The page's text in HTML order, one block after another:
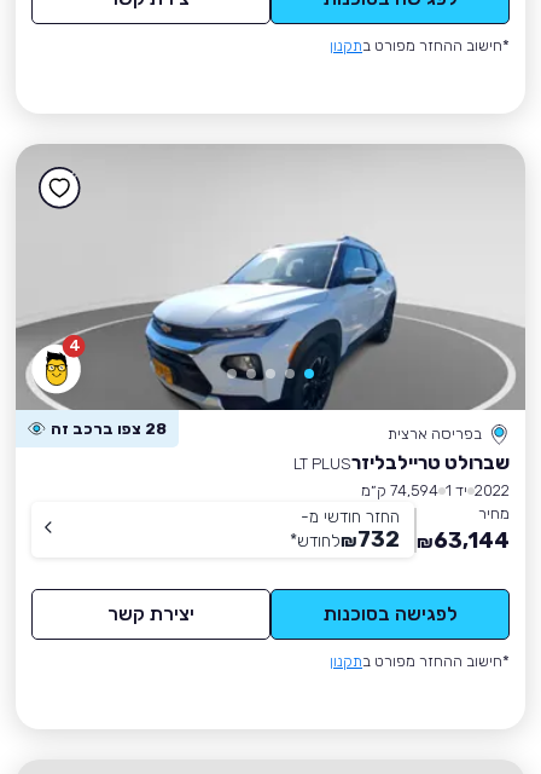
*חישוב ההחזר מפורט בתקנון
4
בפריסה ארצית 28 צפו ברכב זה
שברולט טריילבליזרLT PLUS
2022 יד 1
74,594 ק״מ
מחיר
63,144
₪
החזר חודשי מ-
732
₪לחודש*
לפגישה בסוכנות יצירת קשר
*חישוב ההחזר מפורט בתקנון